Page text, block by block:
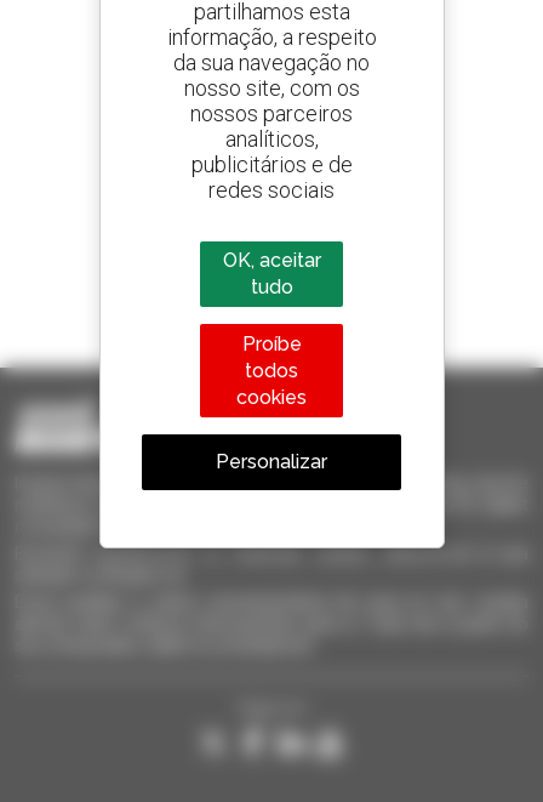
Crie os seus alertas
e receba anúncios de equipamentos usados
800 concessionários
A Manitou em todo o mundo
1 em cada 4 telescópicos
vendido no mundo é um manitou
Encontre rapidamente os materiais usados, adicione-os à sua
partilhamos esta
informação, a respeito
da sua navegação no
nosso site, com os
nossos parceiros
analíticos,
publicitários e de
redes sociais
OK, aceitar
tudo
Proíbe
todos
cookies
Personalizar